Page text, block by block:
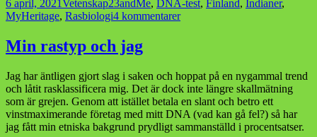
Postat
6 april, 2021Kategorier
VetenskapTaggar
23andMe, DNA-test, Finland, Indianer,
MyHeritage, Rasbiologi4 kommentarertill
trollslag
blev
alla
med
ens
Min rastyp och jag
Jag har äntligen gjort slag i saken och hoppat på en nygammal trend
och låtit rasklassificera mig. Det är dock inte längre skallmätning
som är grejen. Genom att istället betala en slant och betro ett
vinstmaximerande företag med mitt DNA (vad kan gå fel?) så har
jag fått min etniska bakgrund prydligt sammanställd i procentsatser.